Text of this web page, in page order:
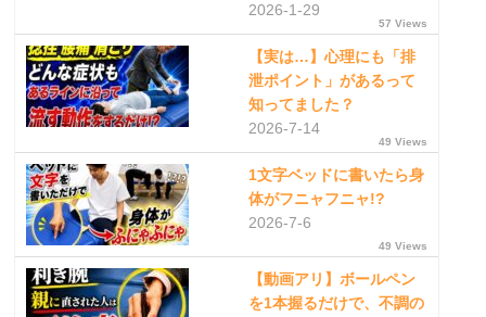
2026-1-29
57 Views
【実は…】心理にも「排
泄ポイント」があるって
知ってました？
2026-7-14
49 Views
1文字ベッドに書いたら身
体がフニャフニャ!?
2026-7-6
49 Views
【動画アリ】ボールペン
を1本握るだけで、不調の